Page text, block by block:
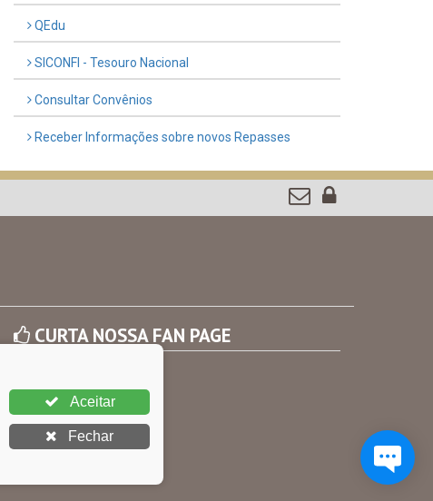
QEdu
SICONFI - Tesouro Nacional
Consultar Convênios
Receber Informações sobre novos Repasses
CURTA NOSSA FAN PAGE
Aceitar
Fechar